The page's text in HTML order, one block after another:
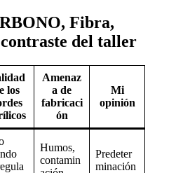
Fibra,
del taller
los
Amenaz
a de
fabricaci
ón
Mi
opinión
Humos,
contamin
Predeter
minación